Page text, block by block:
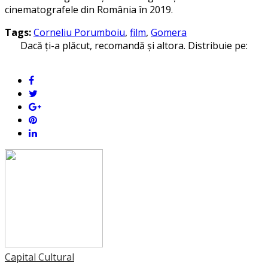
cinematografele din România în 2019.
Tags:Corneliu Porumboiu, film, Gomera
Dacă ți-a plăcut, recomandă și altora. Distribuie pe:
Capital Cultural